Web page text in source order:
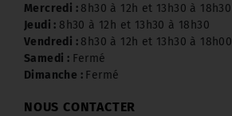
Mercredi : 8h30 à 12h et 13h30 à 18h30
Jeudi : 8h30 à 12h et 13h30 à 18h30
Vendredi : 8h30 à 12h et 13h30 à 18h00
Samedi : Fermé
Dimanche : Fermé
NOUS CONTACTER